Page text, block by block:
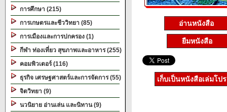
การศึกษา (215)
การเกษตรและชีววิทยา (85)
การเมืองและการปกครอง (1)
กีฬา ท่องเที่ยว สุขภาพและอาหาร (255)
คอมพิวเตอร์ (116)
ธุรกิจ เศรษฐศาสตร์และการจัดการ (55)
จิตวิทยา (9)
นวนิยาย อ่านเล่น และนิทาน (9)
อ่านหนังสือ
ยืมหนังสือ
เก็บเป็นหนังสือเล่มโป